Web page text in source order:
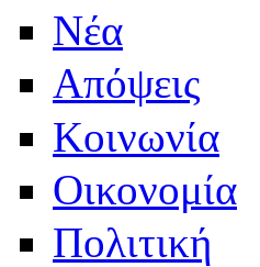
Νέα
Απόψεις
Κοινωνία
Οικονομία
Πολιτική